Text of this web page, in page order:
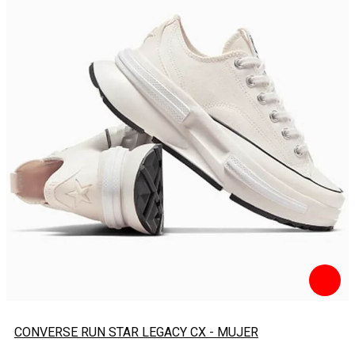
CONVERSE RUN STAR LEGACY CX - MUJER